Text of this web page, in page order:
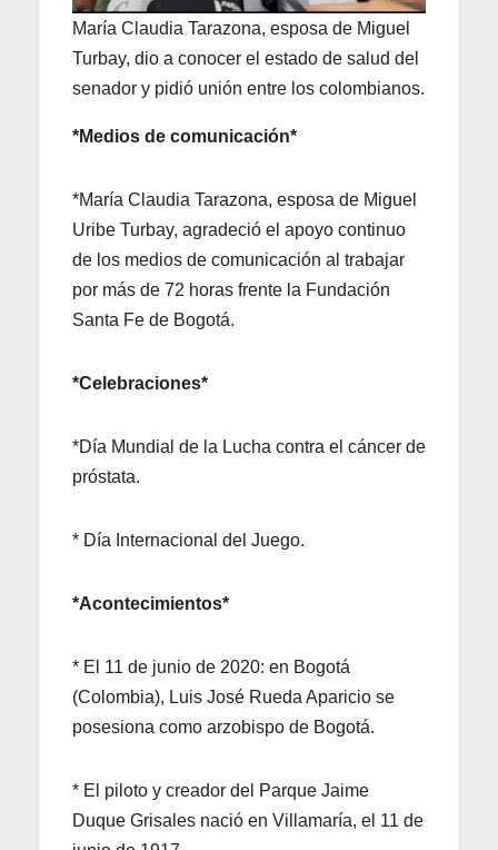
María Claudia Tarazona, esposa de Miguel
Turbay, dio a conocer el estado de salud del
senador y pidió unión entre los colombianos.
*Medios de comunicación*
*María Claudia Tarazona, esposa de Miguel
Uribe Turbay, agradeció el apoyo continuo
de los medios de comunicación al trabajar
por más de 72 horas frente la Fundación
Santa Fe de Bogotá.
*Celebraciones*
*Día Mundial de la Lucha contra el cáncer de
próstata.
* Día Internacional del Juego.
*Acontecimientos*
* El 11 de junio de 2020: en Bogotá
(Colombia), Luis José Rueda Aparicio se
posesiona como arzobispo de Bogotá.
* El piloto y creador del Parque Jaime
Duque Grisales nació en Villamaría, el 11 de